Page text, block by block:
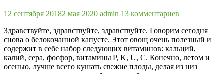
12 сентября 20182 мая 2020 admin 13 комментариев
Здравствуйте, здравствуйте, здравствуйте. Говорим сегодня
снова о белокочанной капусте. Этот овощ очень полезный и
содержит в себе набор следующих витаминов: кальций,
калий, сера, фосфор, витамины P, K, U, C. Конечно, летом и
осенью, лучше всего кушать свежие плоды, делая из низ